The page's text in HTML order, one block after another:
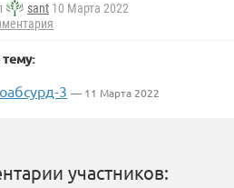
sant 10 Марта 2022
тему:
3 — 11 Марта 2022
участников: